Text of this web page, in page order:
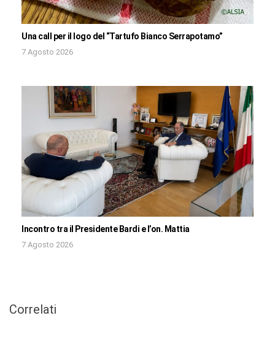
Una call per il logo del “Tartufo Bianco Serrapotamo”
7 Agosto 2026
Incontro tra il Presidente Bardi e l’on. Mattia
7 Agosto 2026
Correlati